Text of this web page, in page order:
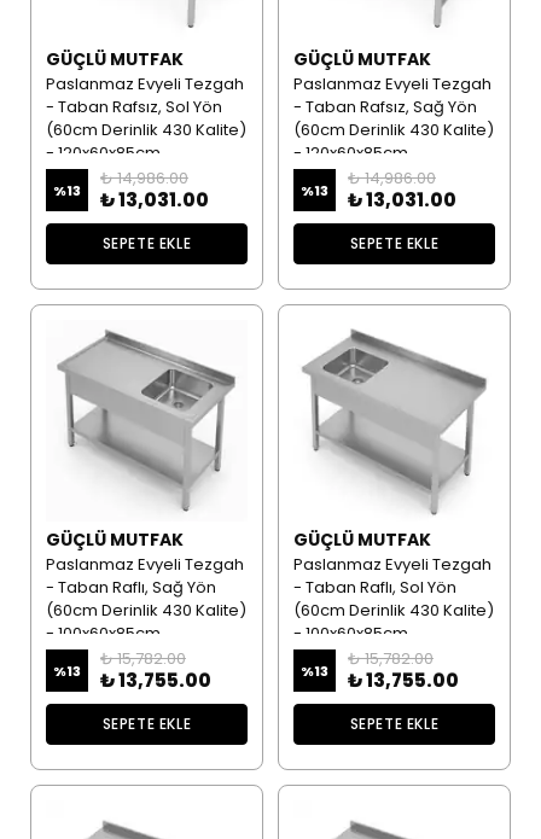
GÜÇLÜ MUTFAK
Paslanmaz Evyeli Tezgah
- Taban Rafsız, Sol Yön
(60cm Derinlik 430 Kalite)
- 120x60x85cm
%13
₺ 14,986.00
₺ 13,031.00
SEPETE EKLE
GÜÇLÜ MUTFAK
Paslanmaz Evyeli Tezgah
- Taban Rafsız, Sağ Yön
(60cm Derinlik 430 Kalite)
- 120x60x85cm
%13
₺ 14,986.00
₺ 13,031.00
SEPETE EKLE
GÜÇLÜ MUTFAK
Paslanmaz Evyeli Tezgah
- Taban Raflı, Sağ Yön
(60cm Derinlik 430 Kalite)
- 100x60x85cm
%13
₺ 15,782.00
₺ 13,755.00
SEPETE EKLE
GÜÇLÜ MUTFAK
Paslanmaz Evyeli Tezgah
- Taban Raflı, Sol Yön
(60cm Derinlik 430 Kalite)
- 100x60x85cm
%13
₺ 15,782.00
₺ 13,755.00
SEPETE EKLE